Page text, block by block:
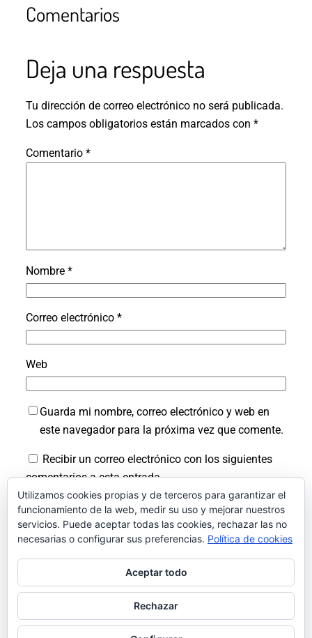
Comentarios
Deja una respuesta
Tu dirección de correo electrónico no será publicada.
Los campos obligatorios están marcados con *
Comentario *
Nombre *
Correo electrónico *
Web
Guarda mi nombre, correo electrónico y web en
este navegador para la próxima vez que comente.
Recibir un correo electrónico con los siguientes
comentarios a esta entrada.
Recibir un correo electrónico con cada nueva
entrada.
Facebook
Instagram
LinkedIn
X Bluesky
Pinterest
Utilizamos cookies propias y de terceros para garantizar el
funcionamiento de la web, medir su uso y mejorar nuestros
servicios. Puede aceptar todas las cookies, rechazar las no
necesarias o configurar sus preferencias. Política de cookies
Aceptar todo
Rechazar